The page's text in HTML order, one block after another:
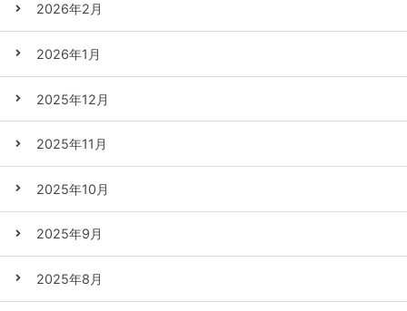
2026年2月
2026年1月
2025年12月
2025年11月
2025年10月
2025年9月
2025年8月